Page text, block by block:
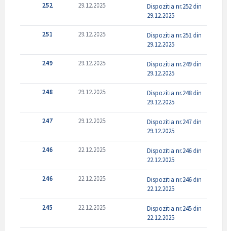
252 29.12.2025
Dispozitia nr.252 din
29.12.2025
251 29.12.2025
Dispozitia nr.251 din
29.12.2025
249 29.12.2025
Dispozitia nr.249 din
29.12.2025
248 29.12.2025
Dispozitia nr.248 din
29.12.2025
247 29.12.2025
Dispozitia nr.247 din
29.12.2025
246 22.12.2025
Dispozitia nr.246 din
22.12.2025
246 22.12.2025
Dispozitia nr.246 din
22.12.2025
245 22.12.2025
Dispozitia nr.245 din
22.12.2025